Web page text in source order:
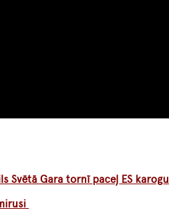
Svētā Gara tornī paceļ ES karogu